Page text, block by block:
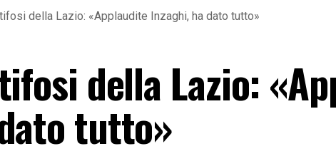
della Lazio: «Applaudite Inzaghi, ha dato tutto»
della Lazio:
tutto»